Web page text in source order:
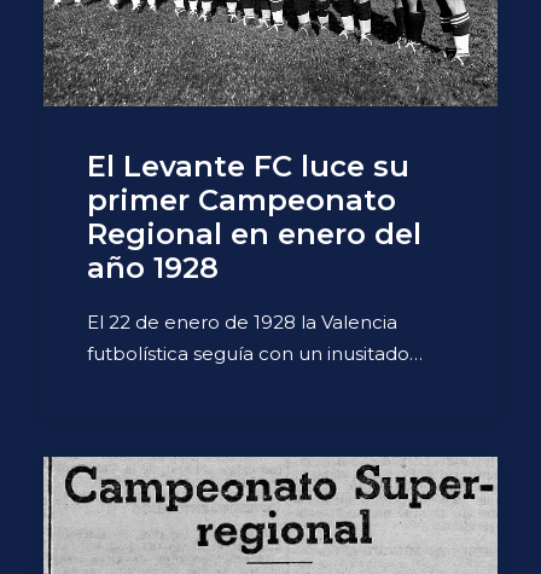
El Levante FC luce su
primer Campeonato
Regional en enero del
año 1928
El 22 de enero de 1928 la Valencia
futbolística seguía con un inusitado…